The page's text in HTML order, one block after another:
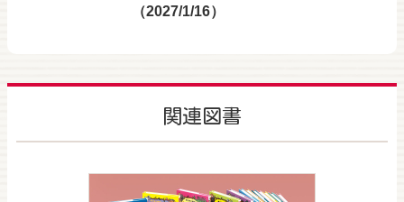
（2027/1/16）
関連図書